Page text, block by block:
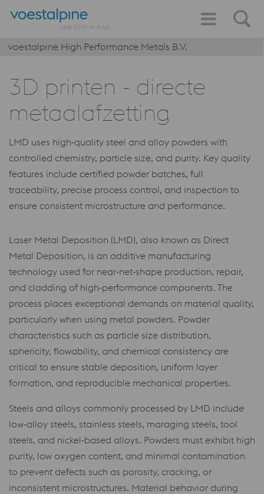
voestalpine High Performance Metals B.V.
3D printen - directe
metaalafzetting
LMD uses high‑quality steel and alloy powders with
controlled chemistry, particle size, and purity. Key quality
features include certified powder batches, full
traceability, precise process control, and inspection to
ensure consistent microstructure and performance.
Laser Metal Deposition (LMD), also known as Direct
Metal Deposition, is an additive manufacturing
technology used for near‑net‑shape production, repair,
and cladding of high‑performance components. The
process places exceptional demands on material quality,
particularly when using metal powders. Powder
characteristics such as particle size distribution,
sphericity, flowability, and chemical consistency are
critical to ensure stable deposition, uniform layer
formation, and reproducible mechanical properties.
Steels and alloys commonly processed by LMD include
low‑alloy steels, stainless steels, maraging steels, tool
steels, and nickel‑based alloys. Powders must exhibit high
purity, low oxygen content, and minimal contamination
to prevent defects such as porosity, cracking, or
inconsistent microstructures. Material behavior during